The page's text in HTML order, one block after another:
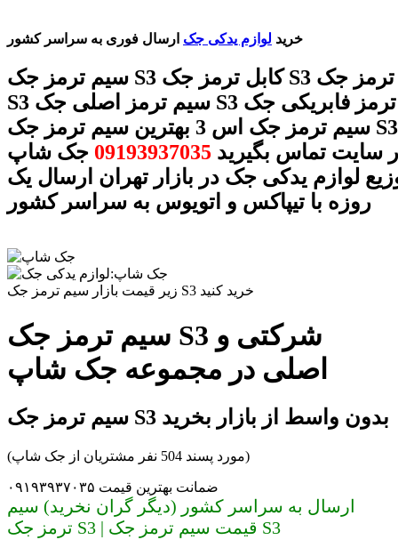
خرید لوازم یدکی جک ارسال فوری به سراسر کشور
سیم ترمز جک S3 کابل ترمز جک S3 قیمت سیم ترمز جک
S3 سیم ترمز اصلی جک S3 سیم ترمز فابریکی جک S3
سیم ترمز جک اس 3 بهترین سیم ترمز جک S3 با شماره
سایت تماس بگیرید 09193937035 جک شاپ
لوازم یدکی جک در بازار تهران ارسال یک
روزه با تیپاکس و اتویوس به سراسر کشور
زیر قیمت بازار سیم ترمز جک S3 خرید کنید
سیم ترمز جک S3 شرکتی و
اصلی در مجموعه جک شاپ
سیم ترمز جک S3 بدون واسط از بازار بخرید
(مورد پسند 504 نفر مشتریان از جک شاپ)
ضمانت بهترین قیمت ۰۹۱۹۳۹۳۷۰۳۵
ارسال به سراسر کشور (دیگر گران نخرید) سیم
ترمز جک S3 | قیمت سیم ترمز جک S3